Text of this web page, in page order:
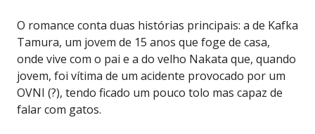
O romance conta duas histórias principais: a de Kafka
Tamura, um jovem de 15 anos que foge de casa,
onde vive com o pai e a do velho Nakata que, quando
jovem, foi vítima de um acidente provocado por um
OVNI (?), tendo ficado um pouco tolo mas capaz de
falar com gatos.